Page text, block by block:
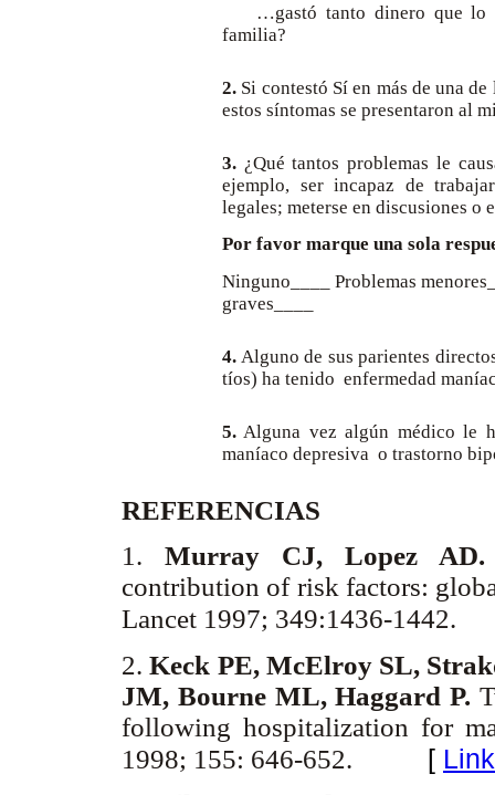
…gastó tanto dinero que lo
familia?
2. Si contestó Sí en más de una
estos síntomas se presentaron al
3. ¿Qué tantos problemas le
ejemplo, ser incapaz de
legales; meterse en discusiones o
Por favor marque una sola
Ninguno____ Problemas
graves____
4. Alguno de sus parientes
tíos) ha tenido enfermedad
5. Alguna vez algún médico le
maníaco depresiva o trastorno
REFERENCIAS
1. Murray CJ, Lopez
contribution of risk factors:
Lancet 1997; 349:1436-1442.
2.Keck PE, McElroy SL,
JM, Bourne ML, Haggard P.
following hospitalization for
1998; 155: 646-652.
[